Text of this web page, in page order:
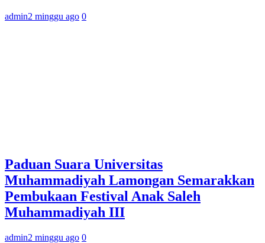
admin2 minggu ago 0
Paduan Suara Universitas
Muhammadiyah Lamongan Semarakkan
Pembukaan Festival Anak Saleh
Muhammadiyah III
admin2 minggu ago 0